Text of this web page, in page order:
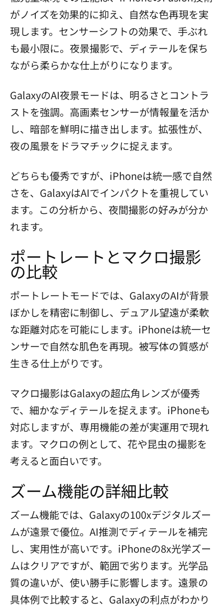
がノイズを効果的に抑え、自然な色再現を実
現します。センサーシフトの効果で、手ぶれ
も最小限に。夜景撮影で、ディテールを保ち
ながら柔らかな仕上がりになります。
GalaxyのAI夜景モードは、明るさとコントラ
ストを強調。高画素センサーが情報量を活か
し、暗部を鮮明に描き出します。拡張性が、
夜の風景をドラマチックに捉えます。
どちらも優秀ですが、iPhoneは統一感で自然
さを、GalaxyはAIでインパクトを重視してい
ます。この分析から、夜間撮影の好みが分か
れます。
ポートレートとマクロ撮影
の比較
ポートレートモードでは、GalaxyのAIが背景
ぼかしを精密に制御し、デュアル望遠が柔軟
な距離対応を可能にします。iPhoneは統一セ
ンサーで自然な肌色を再現。被写体の質感が
生きる仕上がりです。
マクロ撮影はGalaxyの超広角レンズが優秀
で、細かなディテールを捉えます。iPhoneも
対応しますが、専用機能の差が実運用で現れ
ます。マクロの例として、花や昆虫の撮影を
考えると面白いです。
ズーム機能の詳細比較
ズーム機能では、Galaxyの100xデジタルズー
ムが遠景で優位。AI推測でディテールを補完
し、実用性が高いです。iPhoneの8x光学ズー
ムはクリアですが、範囲で劣ります。光学品
質の違いが、使い勝手に影響します。遠景の
具体例で比較すると、Galaxyの利点がわかり